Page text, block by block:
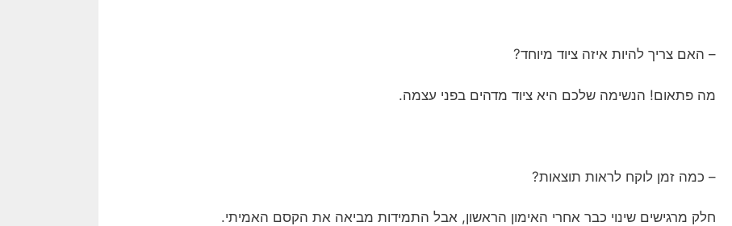
– האם צריך להיות איזה ציוד מיוחד?
מה פתאום! הנשימה שלכם היא ציוד מדהים בפני עצמה.
– כמה זמן לוקח לראות תוצאות?
חלק מרגישים שינוי כבר אחרי האימון הראשון, אבל התמידות מביאה את הקסם האמיתי.